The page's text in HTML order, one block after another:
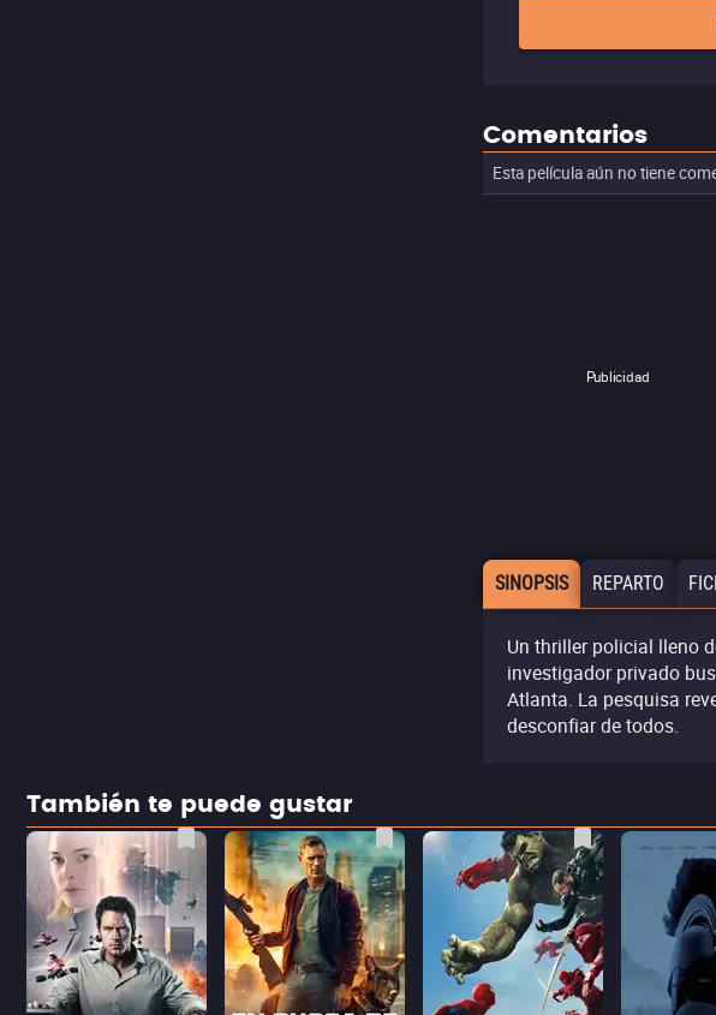
Comentarios
Esta película aún no tiene
Publicidad
SINOPSIS REPARTO
Un thriller policial lleno
investigador privado
Atlanta. La pesquisa
desconfiar de todos.
También te puede gustar